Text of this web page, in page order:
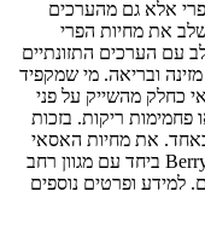
אלא גם מהערכים
את מחיות הפרי
עם הערכים התזונתיים
ובריאה. מי שמקפיד
כחלק מהשייק על פני
פחמימות ריקות. בזכות
את מחיות האסאי
הקפוא אפשר להשיג באתר האינטרנט Berry Fairy ביחד עם מגוון רחב
למידע ופרטים נוספים